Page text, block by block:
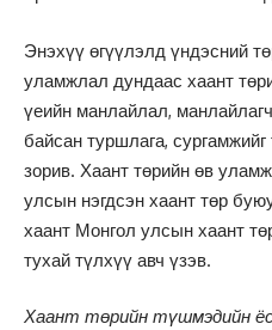
Энэхүү өгүүлэлд үндэсний
уламжлал дундаас хаант
үеийн манлайлал,
байсан туршлага,
зорив. Хаант төрийн өв
улсын нэгдсэн хаант төр
хаант Монгол улсын хаант
тухай түлхүү авч үзэв.
Хаант төрийн түшмэдийн